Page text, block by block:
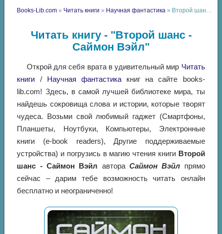
Books-Lib.com » Читать книги » Научная фантастика » Второй шанс - Саймон Вэйл
Читать книгу - "Второй шанс -
Саймон Вэйл"
Открой для себя врата в удивительный мир Читать
книги / Научная фантастикакниг на сайте books-
lib.com! Здесь, в самой лучшей библиотеке мира, ты
найдешь сокровища слова и истории, которые творят
чудеса. Возьми свой любимый гаджет (Смартфоны,
Планшеты, Ноутбуки, Компьютеры, Электронные
книги (e-book readers), Другие поддерживаемые
устройства) и погрузись в магию чтения книги Второй
шанс - Саймон Вэйл автора Саймон Вэйл прямо
сейчас – дарим тебе возможность читать онлайн
бесплатно и неограниченно!